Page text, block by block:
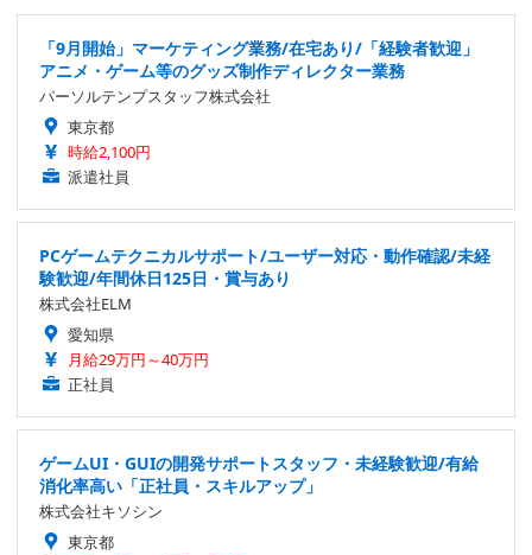
「9月開始」マーケティング業務/在宅あり/「経験者歓迎」
アニメ・ゲーム等のグッズ制作ディレクター業務
パーソルテンプスタッフ株式会社
東京都
時給2,100円
派遣社員
PCゲームテクニカルサポート/ユーザー対応・動作確認/未経
験歓迎/年間休日125日・賞与あり
株式会社ELM
愛知県
月給29万円～40万円
正社員
ゲームUI・GUIの開発サポートスタッフ・未経験歓迎/有給
消化率高い「正社員・スキルアップ」
株式会社キソシン
東京都